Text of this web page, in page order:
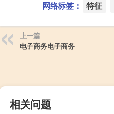
网络标签： 特征
上一篇
电子商务电子商务
相关问题